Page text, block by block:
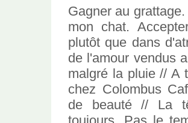
Gagner au
mon chat.
plutôt que dans
de l'amour vendus
malgré la pluie // A
chez Colombus
de beauté // La